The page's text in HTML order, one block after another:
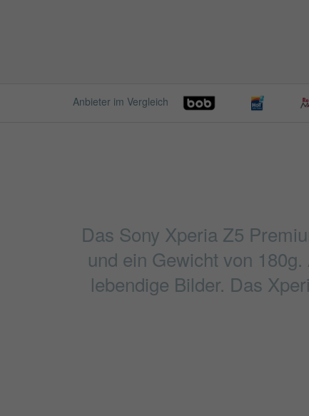
Anbieter im Vergleich
Das Sony Xperia Z5
und ein Gewicht von
lebendige Bilder. Das